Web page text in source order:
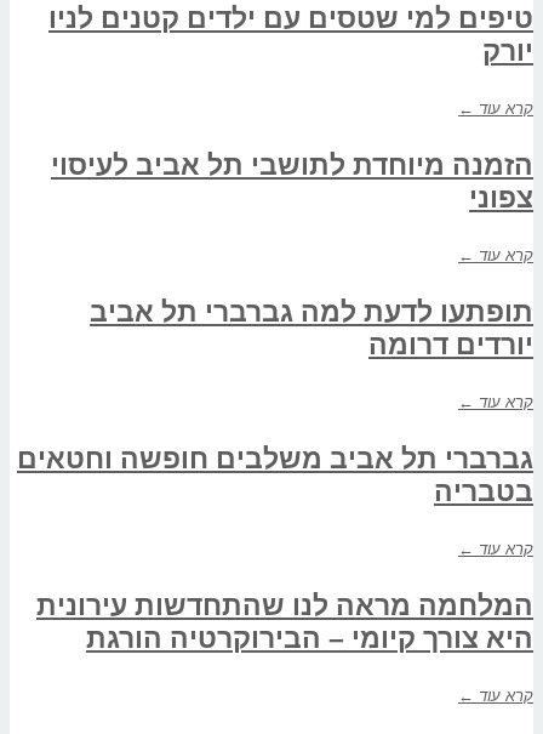
טיפים למי שטסים עם ילדים קטנים לניו
יורק
קרא עוד ←
הזמנה מיוחדת לתושבי תל אביב לעיסוי
צפוני
קרא עוד ←
תופתעו לדעת למה גברברי תל אביב
יורדים דרומה
קרא עוד ←
גברברי תל אביב משלבים חופשה וחטאים
בטבריה
קרא עוד ←
המלחמה מראה לנו שהתחדשות עירונית
היא צורך קיומי – הבירוקרטיה הורגת
קרא עוד ←